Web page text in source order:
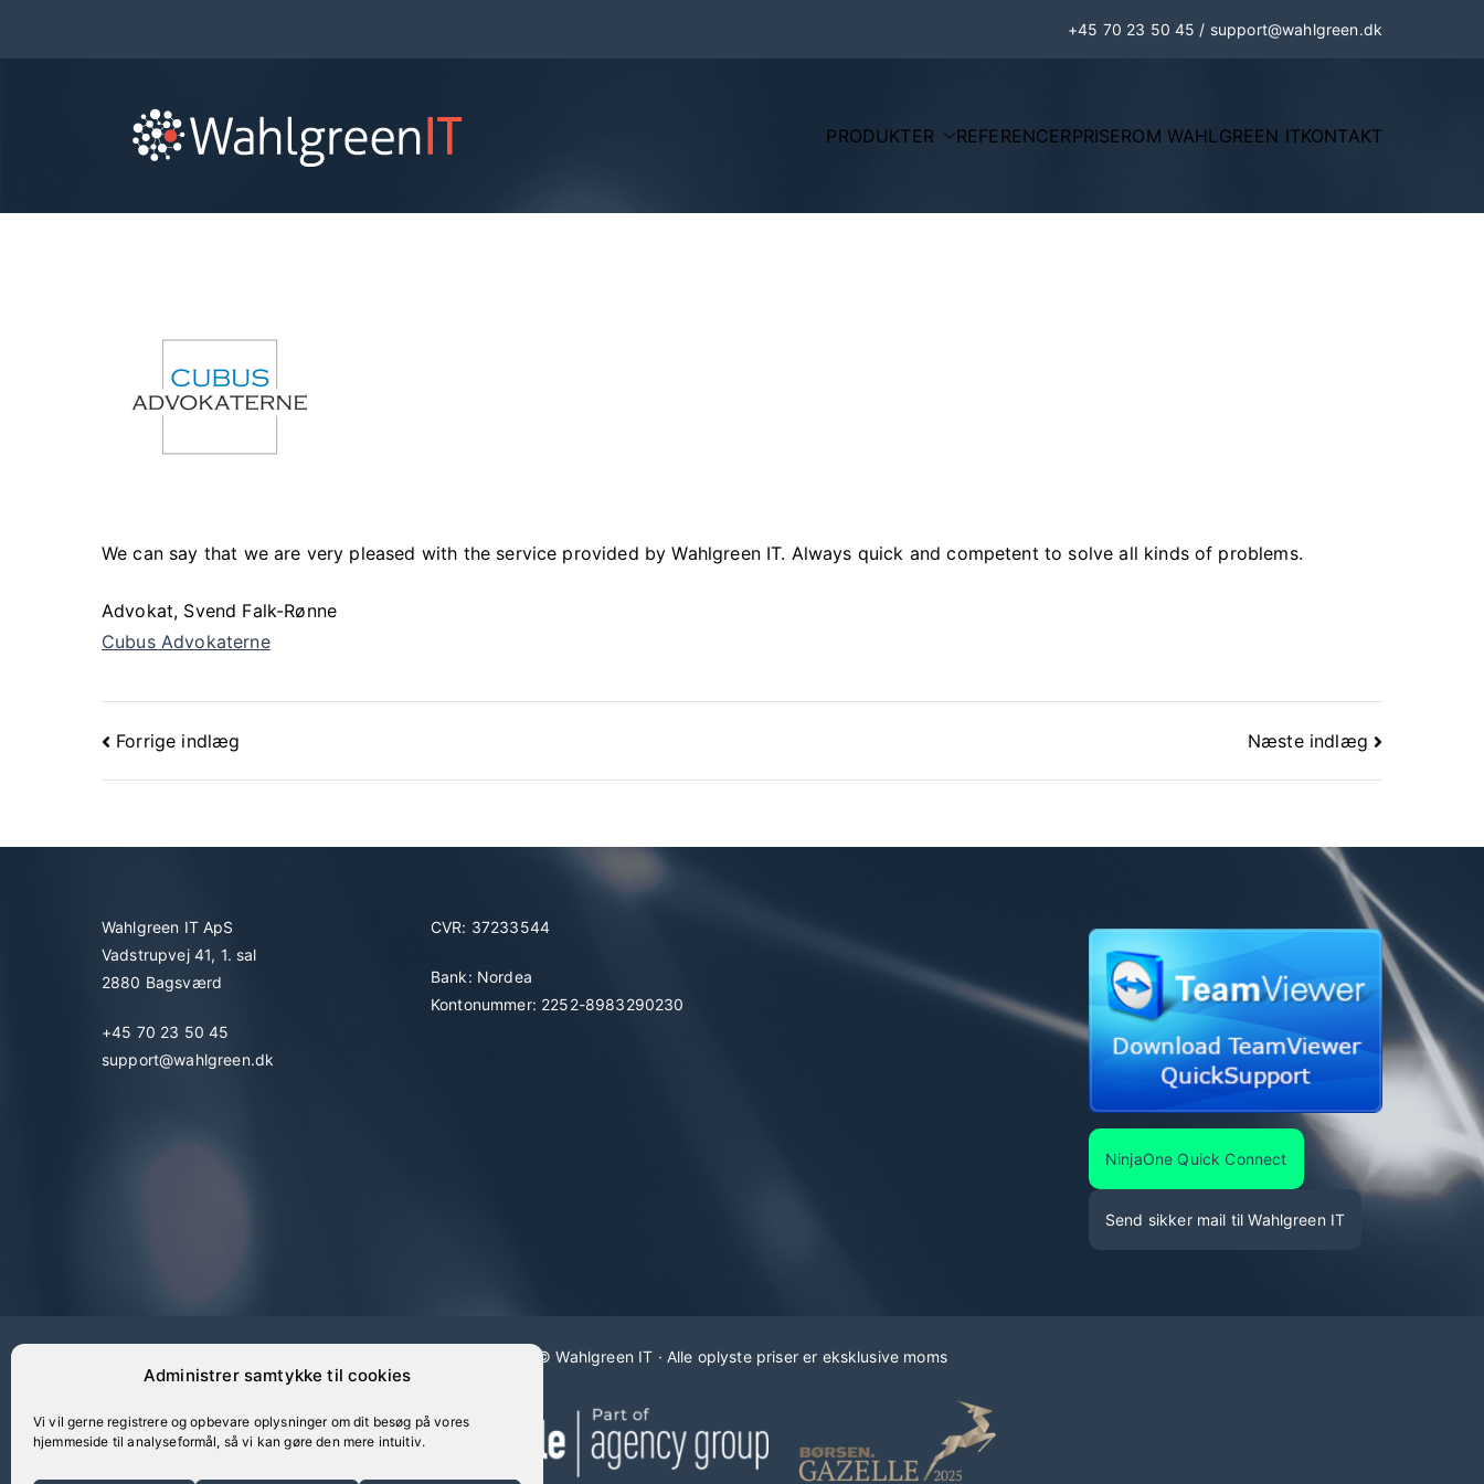
Administrer samtykke til cookies
Vi vil gerne registrere og opbevare oplysninger om dit besøg på vores
hjemmeside til analyseformål, så vi kan gøre den mere intuitiv.
+45 70 23 50 45 / support@wahlgreen.dk
PRODUKTER REFERENCERPRISEROM WAHLGREEN ITKONTAKT
We can say that we are very pleased with the service provided by Wahlgreen IT. Always quick and competent to solve all kinds of problems.
Advokat, Svend Falk-Rønne
Cubus Advokaterne
Forrige indlæg Næste indlæg
Wahlgreen IT ApS
Vadstrupvej 41, 1. sal
2880 Bagsværd
+45 70 23 50 45
support@wahlgreen.dk
CVR: 37233544
Bank: Nordea
Kontonummer: 2252-8983290230
NinjaOne Quick Connect
Send sikker mail til Wahlgreen IT
©Wahlgreen IT · Alle oplyste priser er eksklusive moms